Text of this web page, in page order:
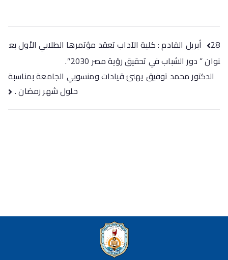
28 أبريل القادم : كلية الآداب تعقد مؤتمرها الطلابي الأول بع
نوان ” دور الشباب في تحقيق رؤية مصر 2030″.
الدكتور محمد توفيق يهنئ قيادات ومنسوبي الجامعة بمناسبة
حلول شهر رمضان .